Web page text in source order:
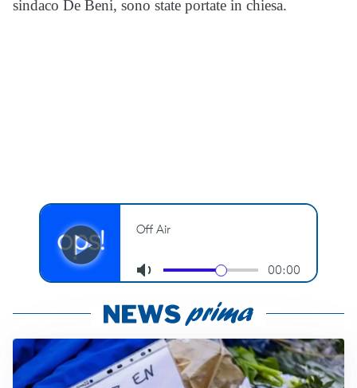
sindaco De Beni, sono state portate in chiesa.